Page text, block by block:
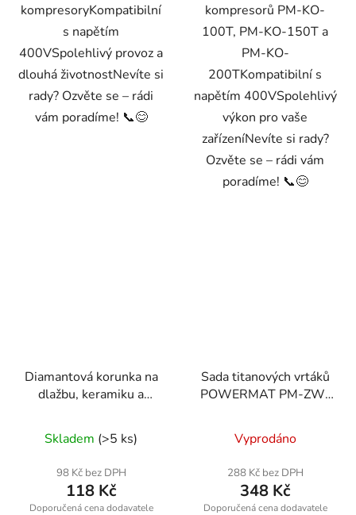
kompresoryKompatibilní
s napětím
400VSpolehlivý provoz a
dlouhá životnostNevíte si
rady? Ozvěte se – rádi
vám poradíme! 📞😊
kompresorů PM-KO-
100T, PM-KO-150T a
PM-KO-
200TKompatibilní s
napětím 400VSpolehlivý
výkon pro vaše
zařízeníNevíte si rady?
Ozvěte se – rádi vám
poradíme! 📞😊
Diamantová korunka na
dlažbu, keramiku a
Skladem (>5 ks)
98 Kč bez DPH
118 Kč
Sada titanových vrtáků
POWERMAT PM-ZW-
Vyprodáno
288 Kč bez DPH
348 Kč